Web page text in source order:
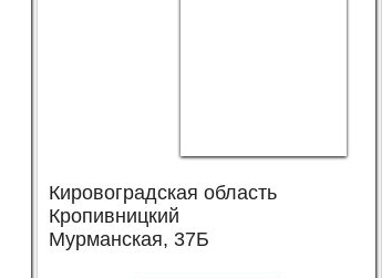
Кировоградская область
Кропивницкий
Мурманская, 37Б